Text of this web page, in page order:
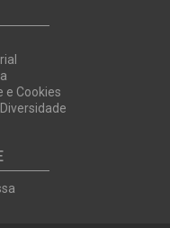
e Cookies